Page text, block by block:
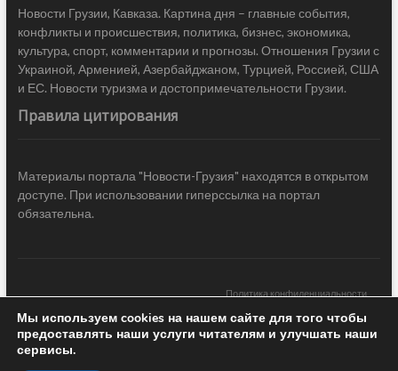
Новости Грузии, Кавказа. Картина дня – главные события,
конфликты и происшествия, политика, бизнес, экономика,
культура, спорт, комментарии и прогнозы. Отношения Грузии с
Украиной, Арменией, Азербайджаном, Турцией, Россией, США
и ЕС. Новости туризма и достопримечательности Грузии.
Правила цитирования
Материалы портала "Новости-Грузия" находятся в открытом
доступе. При использовании гиперссылка на портал
обязательна.
Политика конфиденциальности
Новости Грузии| Black Sea Press LTD © 2020 All Rights Reserved /
Design & development —
Мы используем cookies на нашем сайте для того чтобы
предоставлять наши услуги читателям и улучшать наши
сервисы.